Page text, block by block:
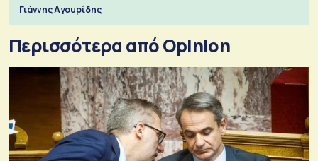
Γιάννης Αγουρίδης
Περισσότερα από Opinion